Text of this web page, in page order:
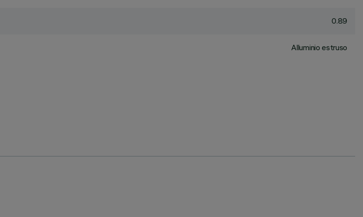
0.89
Alluminio estruso